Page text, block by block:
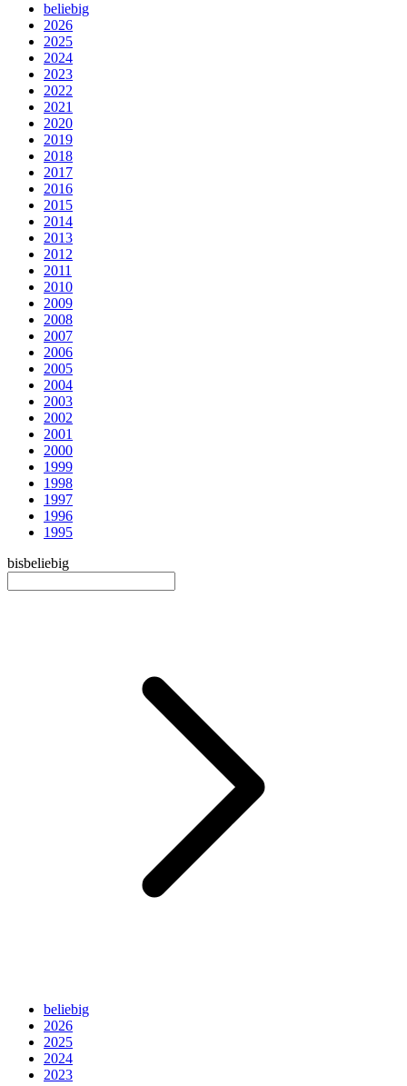
beliebig
2026
2025
2024
2023
2022
2021
2020
2019
2018
2017
2016
2015
2014
2013
2012
2011
2010
2009
2008
2007
2006
2005
2004
2003
2002
2001
2000
1999
1998
1997
1996
1995
bisbeliebig
beliebig
2026
2025
2024
2023